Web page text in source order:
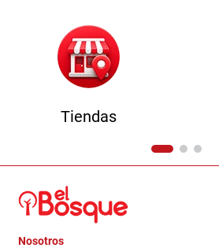
Tiendas
Nosotros